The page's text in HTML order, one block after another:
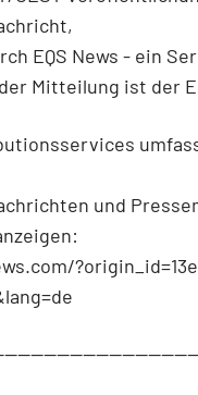
EQS News - ein
Mitteilung ist der
und